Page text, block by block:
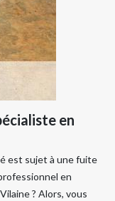
en
est sujet à une fuite
en
? Alors, vous